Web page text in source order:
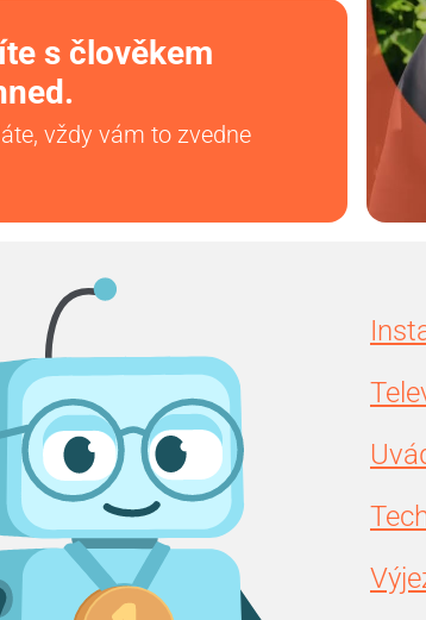
s člověkem
vždy vám to zvedne